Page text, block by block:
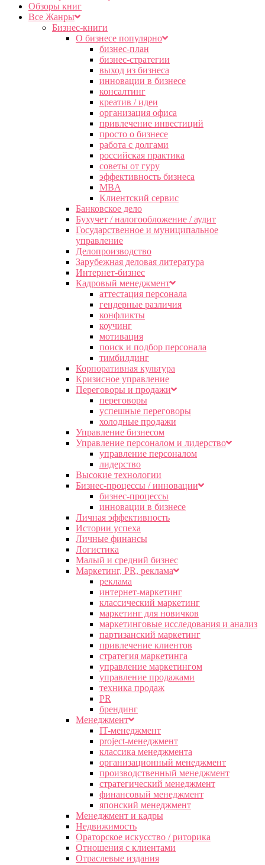
Обзоры книг
Все Жанры
Бизнес-книги
О бизнесе популярно
бизнес-план
бизнес-стратегии
выход из бизнеса
инновации в бизнесе
консалтинг
креатив / идеи
организация офиса
привлечение инвестиций
просто о бизнесе
работа с долгами
российская практика
советы от гуру
эффективность бизнеса
MBA
Клиентский сервис
Банковское дело
Бухучет / налогообложение / аудит
Государственное и муниципальное
управление
Делопроизводство
Зарубежная деловая литература
Интернет-бизнес
Кадровый менеджмент
аттестация персонала
гендерные различия
конфликты
коучинг
мотивация
поиск и подбор персонала
тимбилдинг
Корпоративная культура
Кризисное управление
Переговоры и продажи
переговоры
успешные переговоры
холодные продажи
Управление бизнесом
Управление персоналом и лидерство
управление персоналом
лидерство
Высокие технологии
Бизнес-процессы / инновации
бизнес-процессы
инновации в бизнесе
Личная эффективность
Истории успеха
Личные финансы
Логистика
Малый и средний бизнес
Маркетинг, PR, реклама
реклама
интернет-маркетинг
классический маркетинг
маркетинг для новичков
маркетинговые исследования и анализ
партизанский маркетинг
привлечение клиентов
стратегия маркетинга
управление маркетингом
управление продажами
техника продаж
PR
брендинг
Менеджмент
IT-менеджмент
project-менеджмент
классика менеджмента
организационный менеджмент
производственный менеджмент
стратегический менеджмент
финансовый менеджмент
японский менеджмент
Менеджмент и кадры
Недвижимость
Ораторское искусство / риторика
Отношения с клиентами
Отраслевые издания